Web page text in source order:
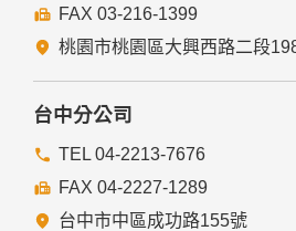
FAX 03-216-1399
桃園市桃園區大興西路二段
台中分公司
TEL 04-2213-7676
FAX 04-2227-1289
台中市中區成功路155號